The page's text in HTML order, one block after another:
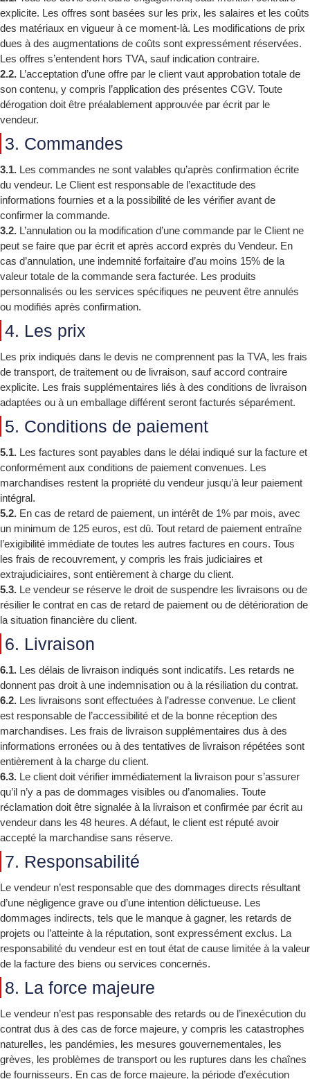
explicite. Les offres sont basées sur les prix, les salaires et les coûts
des matériaux en vigueur à ce moment-là. Les modifications de prix
dues à des augmentations de coûts sont expressément réservées.
Les offres s’entendent hors TVA, sauf indication contraire.
2.2. L’acceptation d’une offre par le client vaut approbation totale de
son contenu, y compris l’application des présentes CGV. Toute
dérogation doit être préalablement approuvée par écrit par le
vendeur.
3. Commandes
3.1. Les commandes ne sont valables qu’après confirmation écrite
du vendeur. Le Client est responsable de l’exactitude des
informations fournies et a la possibilité de les vérifier avant de
confirmer la commande.
3.2. L’annulation ou la modification d’une commande par le Client ne
peut se faire que par écrit et après accord exprès du Vendeur. En
cas d’annulation, une indemnité forfaitaire d’au moins 15% de la
valeur totale de la commande sera facturée. Les produits
personnalisés ou les services spécifiques ne peuvent être annulés
ou modifiés après confirmation.
4. Les prix
Les prix indiqués dans le devis ne comprennent pas la TVA, les frais
de transport, de traitement ou de livraison, sauf accord contraire
explicite. Les frais supplémentaires liés à des conditions de livraison
adaptées ou à un emballage différent seront facturés séparément.
5. Conditions de paiement
5.1. Les factures sont payables dans le délai indiqué sur la facture et
conformément aux conditions de paiement convenues. Les
marchandises restent la propriété du vendeur jusqu’à leur paiement
intégral.
5.2. En cas de retard de paiement, un intérêt de 1% par mois, avec
un minimum de 125 euros, est dû. Tout retard de paiement entraîne
l’exigibilité immédiate de toutes les autres factures en cours. Tous
les frais de recouvrement, y compris les frais judiciaires et
extrajudiciaires, sont entièrement à charge du client.
5.3. Le vendeur se réserve le droit de suspendre les livraisons ou de
résilier le contrat en cas de retard de paiement ou de détérioration de
la situation financière du client.
6. Livraison
6.1. Les délais de livraison indiqués sont indicatifs. Les retards ne
donnent pas droit à une indemnisation ou à la résiliation du contrat.
6.2. Les livraisons sont effectuées à l’adresse convenue. Le client
est responsable de l’accessibilité et de la bonne réception des
marchandises. Les frais de livraison supplémentaires dus à des
informations erronées ou à des tentatives de livraison répétées sont
entièrement à la charge du client.
6.3. Le client doit vérifier immédiatement la livraison pour s’assurer
qu’il n’y a pas de dommages visibles ou d’anomalies. Toute
réclamation doit être signalée à la livraison et confirmée par écrit au
vendeur dans les 48 heures. A défaut, le client est réputé avoir
accepté la marchandise sans réserve.
7. Responsabilité
Le vendeur n’est responsable que des dommages directs résultant
d’une négligence grave ou d’une intention délictueuse. Les
dommages indirects, tels que le manque à gagner, les retards de
projets ou l’atteinte à la réputation, sont expressément exclus. La
responsabilité du vendeur est en tout état de cause limitée à la valeur
de la facture des biens ou services concernés.
8. La force majeure
Le vendeur n’est pas responsable des retards ou de l’inexécution du
contrat dus à des cas de force majeure, y compris les catastrophes
naturelles, les pandémies, les mesures gouvernementales, les
grèves, les problèmes de transport ou les ruptures dans les chaînes
de fournisseurs. En cas de force majeure, la période d’exécution